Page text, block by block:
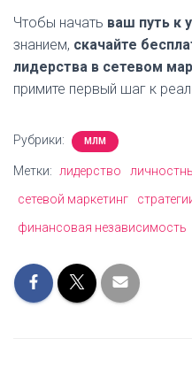
Чтобы начать ваш путь к
знанием, скачайте
лидерства в сетевом
примите первый шаг к
Рубрики: МЛМ
Метки: лидерство
сетевой маркетинг
финансовая независимость